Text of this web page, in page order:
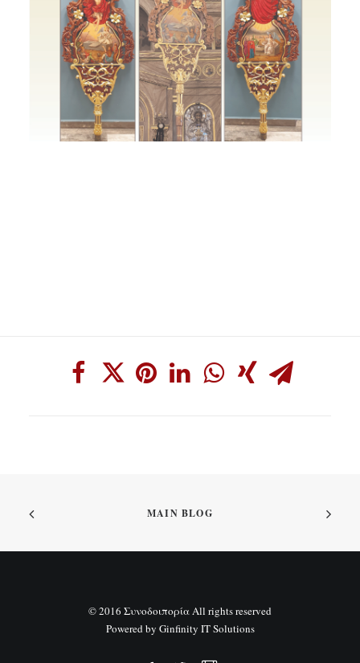
MAIN BLOG
© 2016 Συνοδοιπορία All rights reserved
Powered by Ginfinity IT Solutions